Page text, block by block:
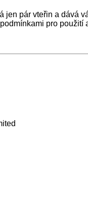
jen pár vteřin a dává
pro